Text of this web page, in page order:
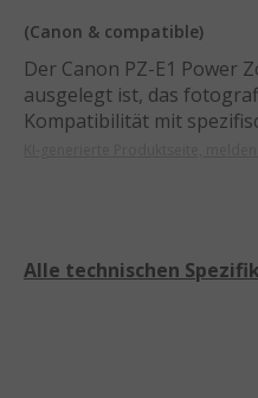
(Canon & compatible)
Der Canon PZ-E1 Power
ausgelegt ist, das
Kompatibilität mit
Alle technischen